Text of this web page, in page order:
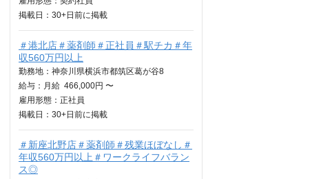
掲載日： 30+日 前に掲載
＃港北店＃薬剤師＃正社員＃駅チカ＃年
収560万円以上
勤務地：神奈川県横浜市都筑区葛が谷8
給与： 月給 466,000円 〜
雇用形態：正社員
掲載日： 30+日 前に掲載
＃新座北野店＃薬剤師＃残業ほぼなし＃
年収560万円以上＃ワークライフバラン
ス◎